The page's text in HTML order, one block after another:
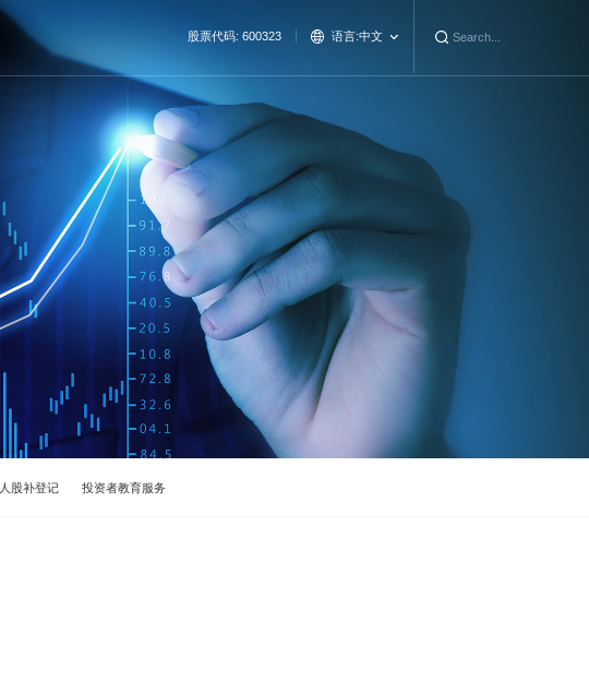
股票代码: 600323 语言:中文
股补登记 投资者教育服务